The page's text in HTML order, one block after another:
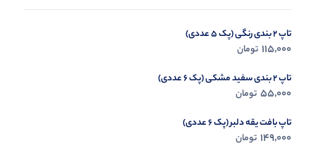
تاپ 2 بندی رنگی (پک 5 عددی)
115,000 تومان
تاپ 2 بندی سفید مشکی (پک 6 عددی)
55,000 تومان
تاپ بافت یقه دلبر (پک 6 عددی)
149,000 تومان
بیلر گلشیفته (پک دلخواه )
335,000 تومان